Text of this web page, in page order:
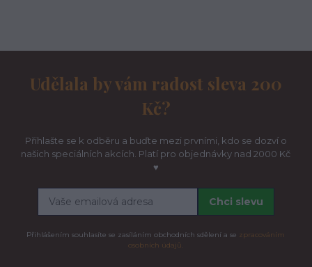
Udělala by vám radost sleva 200
Kč?
Přihlašte se k odběru a buďte mezi prvními, kdo se dozví o
našich speciálních akcích. Platí pro objednávky nad 2000 Kč
♥
Chci slevu
Přihlášením souhlasíte se zasíláním obchodních sdělení a se zpracováním
osobních údajů.